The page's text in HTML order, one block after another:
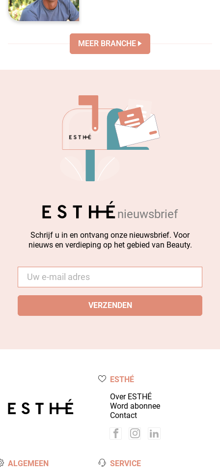
MEER BRANCHE
nieuwsbrief
Schrijf u in en ontvang onze nieuwsbrief. Voor
nieuws en verdieping op het gebied van Beauty.
mail *
ESTHÉ
Over ESTHÉ
Word abonnee
Contact
ALGEMEEN
SERVICE